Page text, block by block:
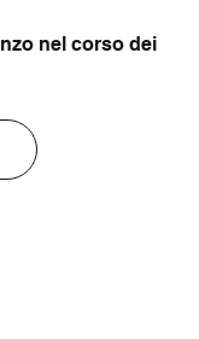
nel corso dei